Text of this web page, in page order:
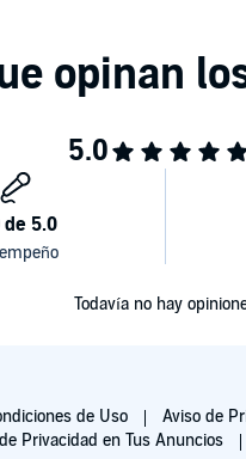
Todavía no hay
de Uso Aviso de
Privacidad en Tus Anuncios